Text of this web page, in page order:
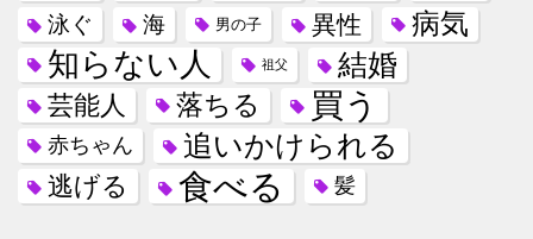
泳ぐ 海 男の子 異性 病気
知らない人 祖父 結婚
芸能人 落ちる 買う
赤ちゃん 追いかけられる
逃げる 食べる 髪